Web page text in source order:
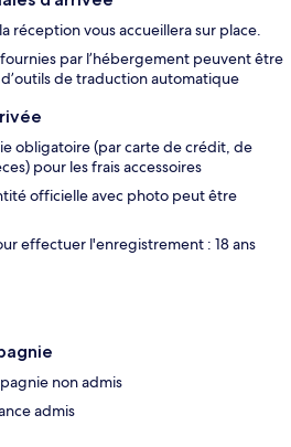
réception vous accueillera sur place.
par l’hébergement peuvent être
de traduction automatique
obligatoire (par carte de crédit, de
pour les frais accessoires
officielle avec photo peut être
effectuer l'enregistrement : 18 ans
non admis
admis